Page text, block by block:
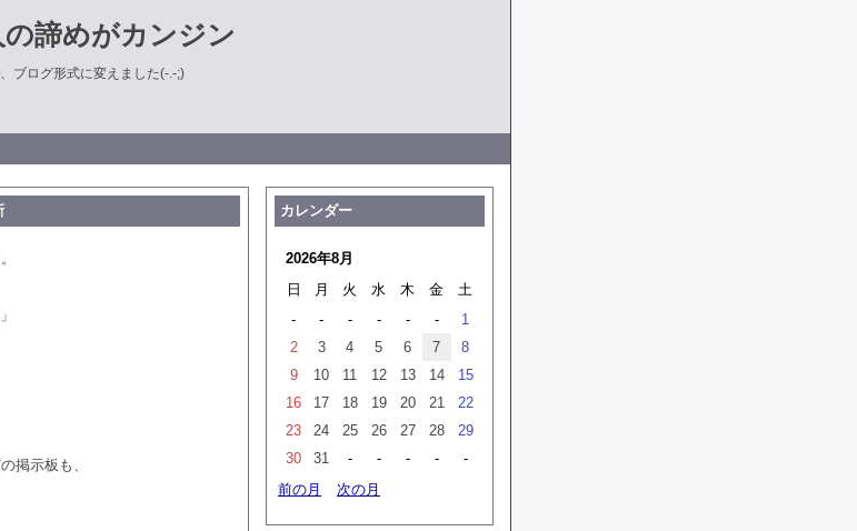
諦めがカンジン
ブログ形式に変えました(-.-;)
掲示板も、
カレンダー
2026年8月
日
月 火 水 木 金
土
-
- - - - -
1
2
3 4 5 6 7
8
9
10 11 12 13 14
15
16
17 18 19 20 21
22
23
24 25 26 27 28
29
30
31 - - - -
-
前の月
次の月